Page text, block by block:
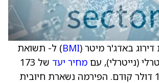
באדג'ר מיטר (BMI) ל- תשואת
(נייטרלי), עם מחיר יעד
של 173
דולר, לעומת 165 דולר קודם. הפירמה נשארת חיובית